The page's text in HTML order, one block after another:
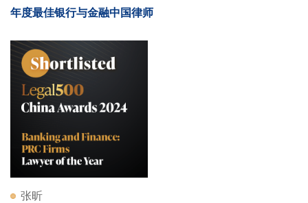
年度最佳银行与金融中国律师
张昕